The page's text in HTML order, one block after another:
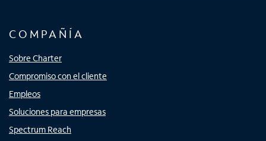
COMPAÑÍA
Sobre Charter
Compromiso con el cliente
Empleos
Soluciones para empresas
Spectrum Reach